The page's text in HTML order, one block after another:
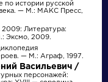
И К Л
по истории русской
— М.: МАКС Пресс,
2009: Литература:
Эксмо, 2009.
— М.: Аграф, 1997.
Васильевич /
персонажей: